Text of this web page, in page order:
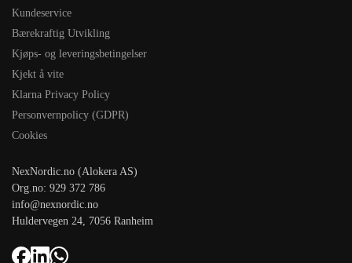
Kundeservice
Bærekraftig Utvikling
Kjøps- og leveringsbetingelser
Kjekt å vite
Klarna Privacy Policy
Personvernpolicy (GDPR)
Cookies
NexNordic.no (Alokera AS)
Org.no: 929 372 786
info@nexnordic.no
Huldervegen 24, 7056 Ranheim